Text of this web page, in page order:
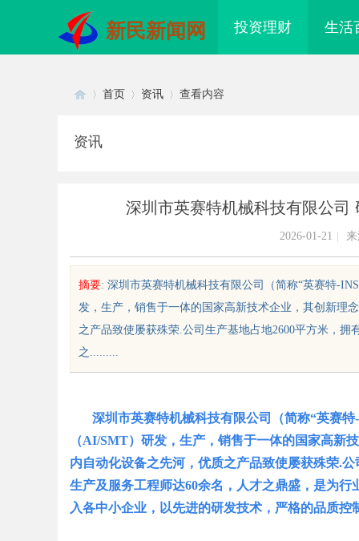
新民新闻网 投资理财 生活
uz
首页 资讯 查看内容
资讯
深圳市英赛特机械科技有限公司
2026-01-21
摘要: 深圳市英赛特机械科技有限公司（简称“英赛特-
发，生产，销售于一体的国家高新技术企业，其创新理
之产品致使屡获殊荣.公司生产基地占地2600平方米，
之.........
深圳市英赛特机械科技有限公司（简称“英赛特-
（AI/SMT）研发，生产，销售于一体的国家高新
内自动化设备之先河，优质之产品致使屡获殊荣.
生产及服务工程师达60余名，人才之鼎盛，是为
入各中小企业，以先进的研发技术，严格的品质
技学院：创新育人引领未来科